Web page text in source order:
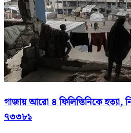
গাজায় আরো ৪ ফিলিস্তিনিকে হত্যা,
৭৩৩৮১